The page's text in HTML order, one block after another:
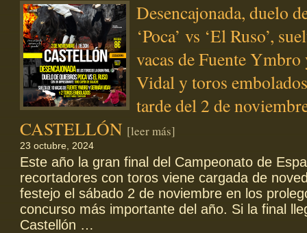
Desencajonada, duelo
‘Poca’ vs ‘El Ruso’,
vacas de Fuente
Vidal y toros
tarde del 2 de
CASTELLÓN [leer más]
23 octubre, 2024
Este año la gran final del Campeonato de
recortadores con toros viene cargada de
festejo el sábado 2 de noviembre en los
concurso más importante del año. Si la final
Castellón …